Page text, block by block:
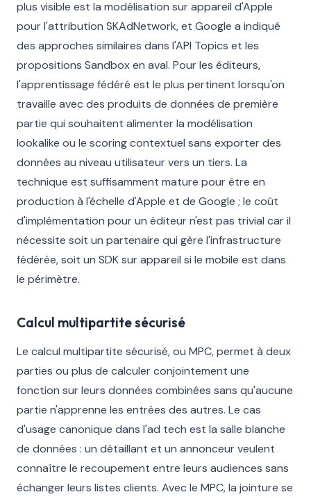
plus visible est la modélisation sur appareil d'Apple
pour l'attribution SKAdNetwork, et Google a indiqué
des approches similaires dans l'API Topics et les
propositions Sandbox en aval. Pour les éditeurs,
l'apprentissage fédéré est le plus pertinent lorsqu'on
travaille avec des produits de données de première
partie qui souhaitent alimenter la modélisation
lookalike ou le scoring contextuel sans exporter des
données au niveau utilisateur vers un tiers. La
technique est suffisamment mature pour être en
production à l'échelle d'Apple et de Google ; le coût
d'implémentation pour un éditeur n'est pas trivial car il
nécessite soit un partenaire qui gère l'infrastructure
fédérée, soit un SDK sur appareil si le mobile est dans
le périmètre.
Calcul multipartite sécurisé
Le calcul multipartite sécurisé, ou MPC, permet à deux
parties ou plus de calculer conjointement une
fonction sur leurs données combinées sans qu'aucune
partie n'apprenne les entrées des autres. Le cas
d'usage canonique dans l'ad tech est la salle blanche
de données : un détaillant et un annonceur veulent
connaître le recoupement entre leurs audiences sans
échanger leurs listes clients. Avec le MPC, la jointure se